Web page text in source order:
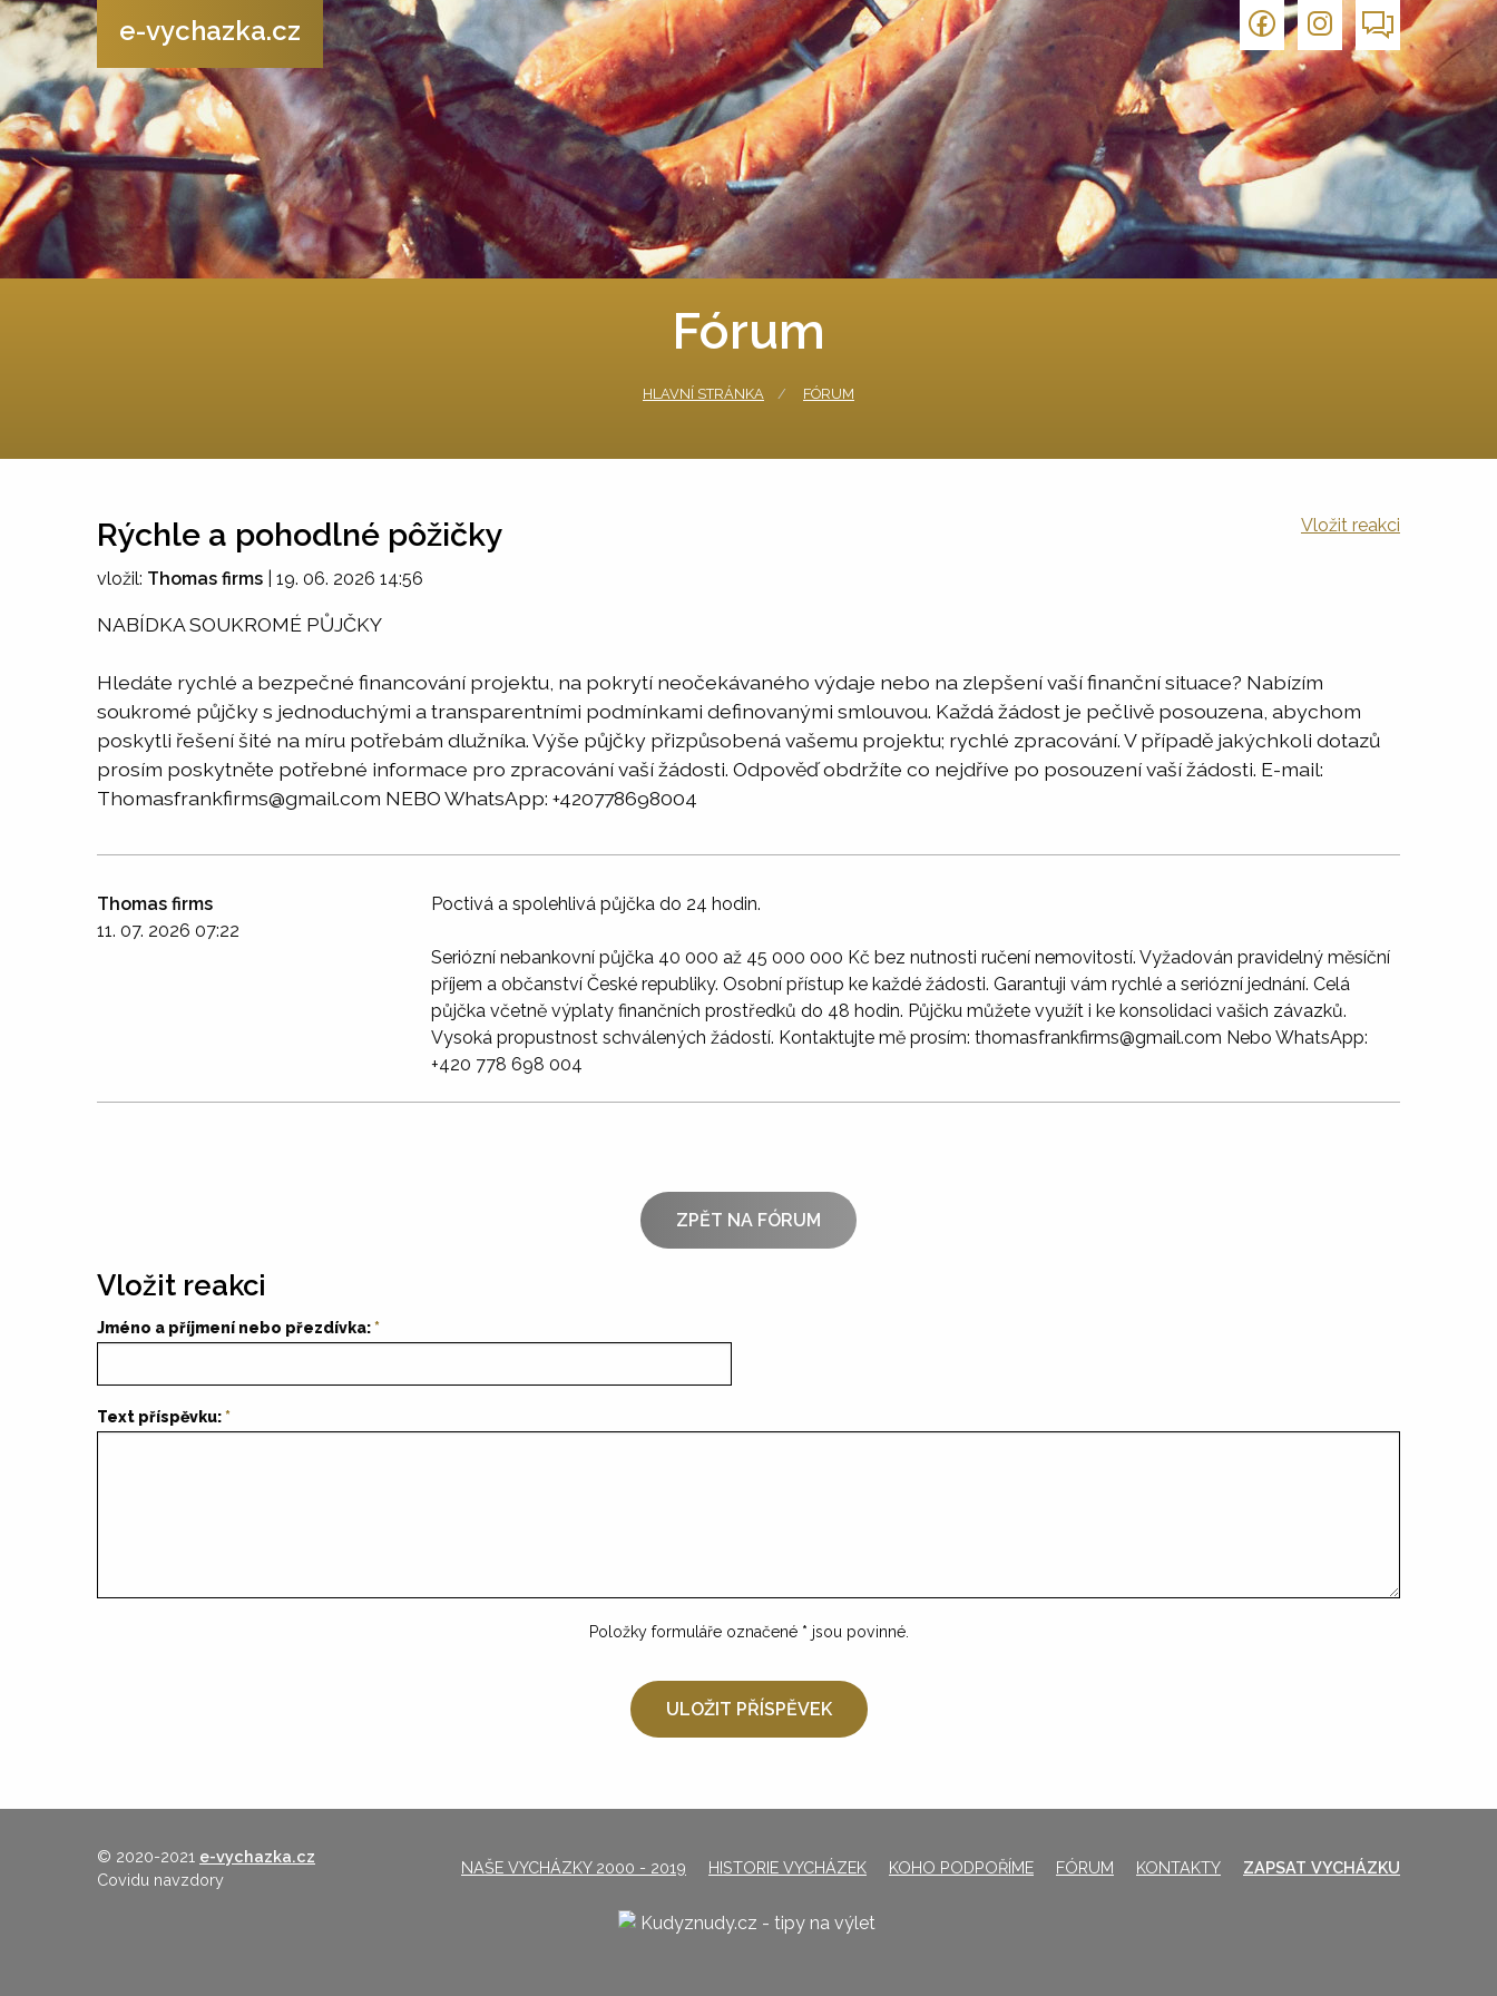
e-vychazka.cz
Fórum
HLAVNÍ STRÁNKA FÓRUM
Rýchle a pohodlné pôžičky Vložit reakci
vložil: Thomas firms 19. 06. 2026 14:56
NABÍDKA SOUKROMÉ PŮJČKY
Hledáte rychlé a bezpečné financování projektu, na pokrytí neočekávaného výdaje nebo na zlepšení vaší finanční situace? Nabízím
soukromé půjčky s jednoduchými a transparentními podmínkami definovanými smlouvou. Každá žádost je pečlivě posouzena, abychom
poskytli řešení šité na míru potřebám dlužníka. Výše ​​půjčky přizpůsobená vašemu projektu; rychlé zpracování. V případě jakýchkoli dotazů
prosím poskytněte potřebné informace pro zpracování vaší žádosti. Odpověď obdržíte co nejdříve po posouzení vaší žádosti. E-mail:
Thomasfrankfirms@gmail.com NEBO WhatsApp: +420778698004
Thomas firms
11. 07. 2026 07:22
Poctivá a spolehlivá půjčka do 24 hodin.
Seriózní nebankovní půjčka 40 000 až 45 000 000 Kč bez nutnosti ručení nemovitostí. Vyžadován pravidelný měsíční
příjem a občanství České republiky. Osobní přístup ke každé žádosti. Garantuji vám rychlé a seriózní jednání. Celá
půjčka včetně výplaty finančních prostředků do 48 hodin. Půjčku můžete využít i ke konsolidaci vašich závazků.
Vysoká propustnost schválených žádostí. Kontaktujte mě prosím: thomasfrankfirms@gmail.com Nebo WhatsApp:
+420 778 698 004
ZPĚT NA FÓRUM
Vložit reakci
Jméno a příjmení nebo přezdívka:
Text příspěvku:
Položky formuláře označené * jsou povinné.
© 2020-2021 e-vychazka.cz
Covidu navzdory
NAŠE VYCHÁZKY 2000 - 2019 HISTORIE VYCHÁZEK KOHO PODPOŘÍME FÓRUM KONTAKTY ZAPSAT VYCHÁZKU